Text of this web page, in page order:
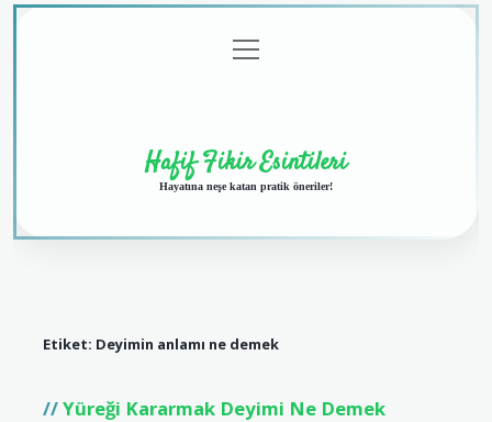
menüyü
aç
Hafif Fikir Esintileri
Hayatına neşe katan pratik öneriler!
Etiket: Deyimin anlamı ne demek
Yüreği Kararmak Deyimi Ne Demek